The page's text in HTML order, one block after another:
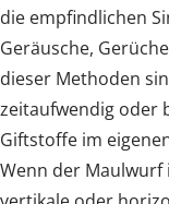
die empfindlichen
Geräusche,
dieser Methoden
zeitaufwendig oder
Giftstoffe im
Wenn der